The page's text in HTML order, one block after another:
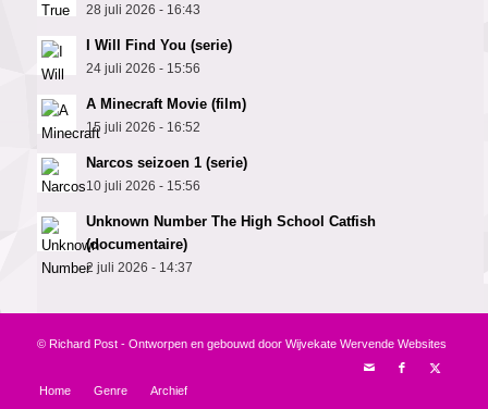
28 juli 2026 - 16:43
I Will Find You (serie)
24 juli 2026 - 15:56
A Minecraft Movie (film)
15 juli 2026 - 16:52
Narcos seizoen 1 (serie)
10 juli 2026 - 15:56
Unknown Number The High School Catfish
(documentaire)
2 juli 2026 - 14:37
© Richard Post - Ontworpen en gebouwd door Wijvekate Wervende Websites
Home Genre Archief